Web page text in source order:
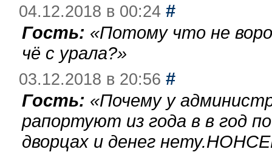
04.12.2018 в 00:24 #
Гость: «Потому что не
чё с урала?»
03.12.2018 в 20:56 #
Гость: «Почему у
рапортуют из года в в год
дворцах и денег